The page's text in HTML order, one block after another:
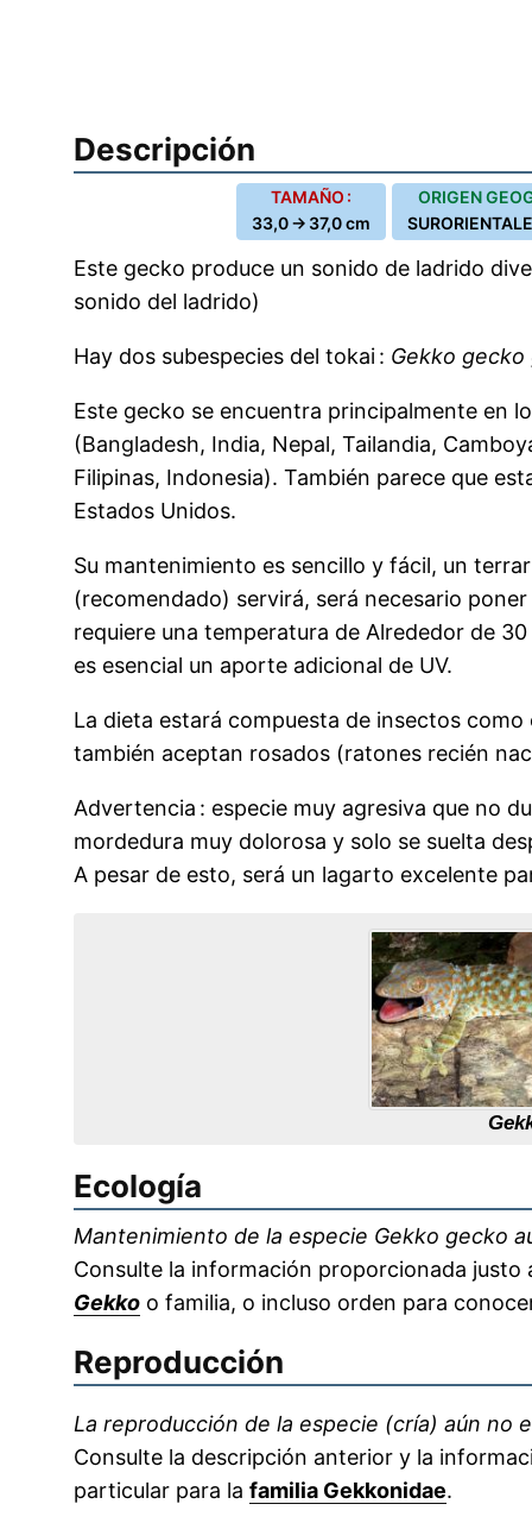
Descripción
TAMAÑO :
33,0 → 37,0 cm
ORIGEN
Este gecko produce un sonido de ladrido
sonido del ladrido)
Hay dos subespecies del tokai : Gekko gecko
Este gecko se encuentra principalmente en
(Bangladesh, India, Nepal, Tailandia,
Filipinas, Indonesia). También parece que
Estados Unidos.
Su mantenimiento es sencillo y fácil, un
(recomendado) servirá, será necesario
requiere una temperatura de Alrededor de
es esencial un aporte adicional de UV.
La dieta estará compuesta de insectos
también aceptan rosados (ratones recién
Advertencia : especie muy agresiva que no
mordedura muy dolorosa y solo se suelta
A pesar de esto, será un lagarto excelente
Ecología
Mantenimiento de la especie Gekko gecko
Consulte la información proporcionada
Gekko o familia, o incluso orden para
Reproducción
La reproducción de la especie (cría) aún no
Consulte la descripción anterior y la
particular para la familia Gekkonidae.